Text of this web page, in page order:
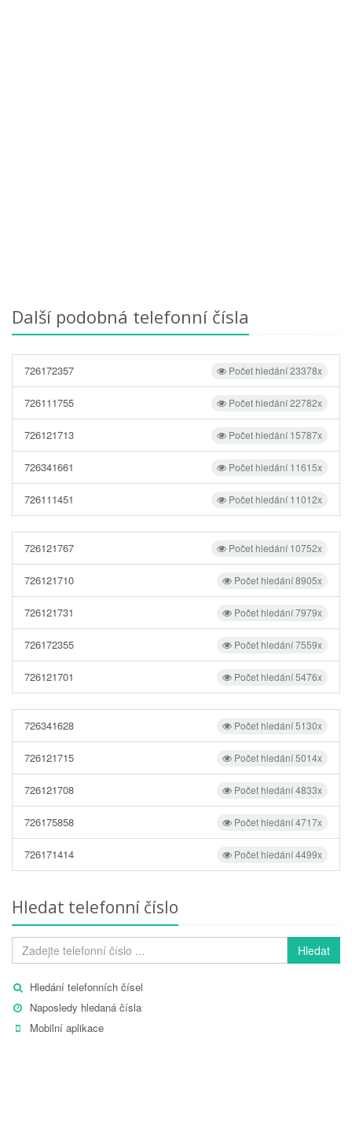
Další podobná telefonní čísla
Počet hledání 23378x
726172357
Počet hledání 22782x
726111755
Počet hledání 15787x
726121713
Počet hledání 11615x
726341661
Počet hledání 11012x
726111451
Počet hledání 10752x
726121767
Počet hledání 8905x
726121710
Počet hledání 7979x
726121731
Počet hledání 7559x
726172355
Počet hledání 5476x
726121701
Počet hledání 5130x
726341628
Počet hledání 5014x
726121715
Počet hledání 4833x
726121708
Počet hledání 4717x
726175858
Počet hledání 4499x
726171414
Hledat telefonní číslo
Hledat
Hledání telefonních čísel
Naposledy hledaná čísla
Mobilní aplikace